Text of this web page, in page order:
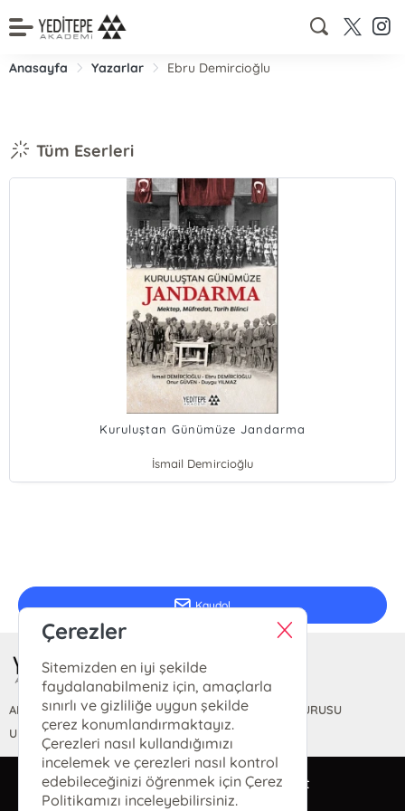
Anasayfa Yazarlar Ebru Demircioğlu
Tüm Eserleri
Kuruluştan Günümüze Jandarma
İsmail Demircioğlu
Ebru Demircioğlu
Kaydol
ANASAYFA HAKKIMIZDA FİYAT LİSTESİ
KİTAP BAŞVURUSU
ULUSLARARASI YAYINEVİ BELGESİ
bilgi@yeditepeakademi.net
Çerezler
Sitemizden en iyi şekilde
faydalanabilmeniz için, amaçlarla
sınırlı ve gizliliğe uygun şekilde
çerez konumlandırmaktayız.
Çerezleri nasıl kullandığımızı
incelemek ve çerezleri nasıl kontrol
edebileceğinizi öğrenmek için Çerez
Politikamızı inceleyebilirsiniz.